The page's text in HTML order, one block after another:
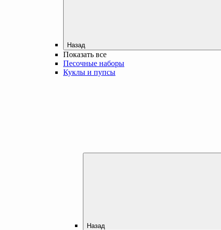
Назад
Показать все
Песочные наборы
Куклы и пупсы
Назад